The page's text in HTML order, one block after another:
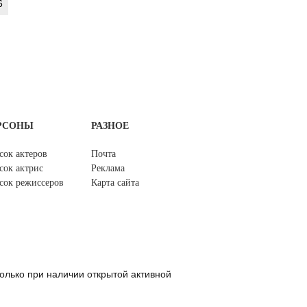
актеров
актрис
режиссеров
РАЗНОЕ
Почта
Реклама
Карта сайта
при наличии открытой активной